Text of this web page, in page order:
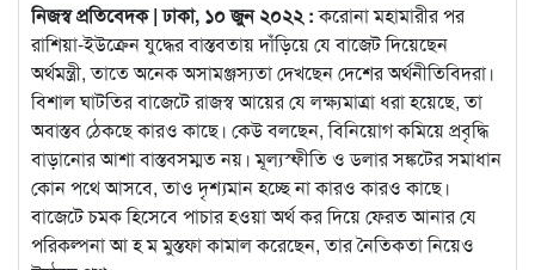
নিজস্ব প্রতিবেদক | ঢাকা, ১০ জুন ২০২২ :করোনা মহামারীর পর
রাশিয়া-ইউক্রেন যুদ্ধের বাস্তবতায় দাঁড়িয়ে যে বাজেট দিয়েছেন
অর্থমন্ত্রী, তাতে অনেক অসামঞ্জস্যতা দেখছেন দেশের অর্থনীতিবিদরা।
বিশাল ঘাটতির বাজেটে রাজস্ব আয়ের যে লক্ষ্যমাত্রা ধরা হয়েছে, তা
অবাস্তব ঠেকছে কারও কাছে। কেউ বলছেন, বিনিয়োগ কমিয়ে প্রবৃদ্ধি
বাড়ানোর আশা বাস্তবসম্মত নয়। মূল্যস্ফীতি ও ডলার সঙ্কটের সমাধান
কোন পথে আসবে, তাও দৃশ্যমান হচ্ছে না কারও কারও কাছে।
বাজেটে চমক হিসেবে পাচার হওয়া অর্থ কর দিয়ে ফেরত আনার যে
পরিকল্পনা আ হ ম মুস্তফা কামাল করেছেন, তার নৈতিকতা নিয়েও